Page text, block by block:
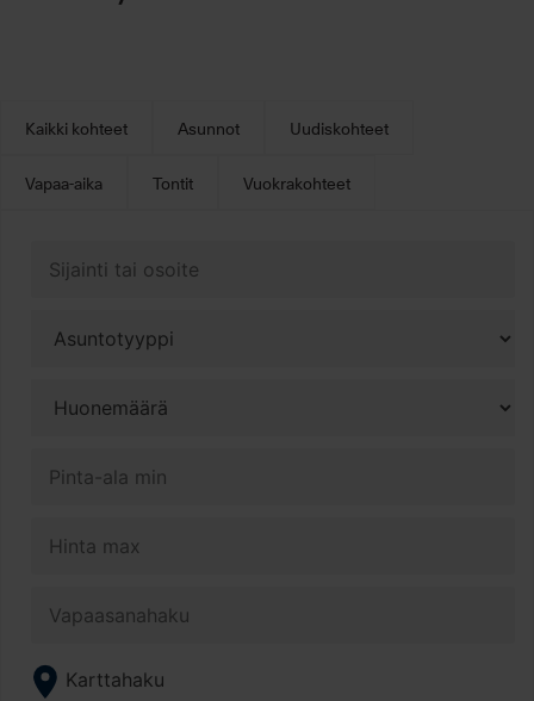
Kaikki kohteet Asunnot Uudiskohteet
Vapaa-aika Tontit Vuokrakohteet
Karttahaku